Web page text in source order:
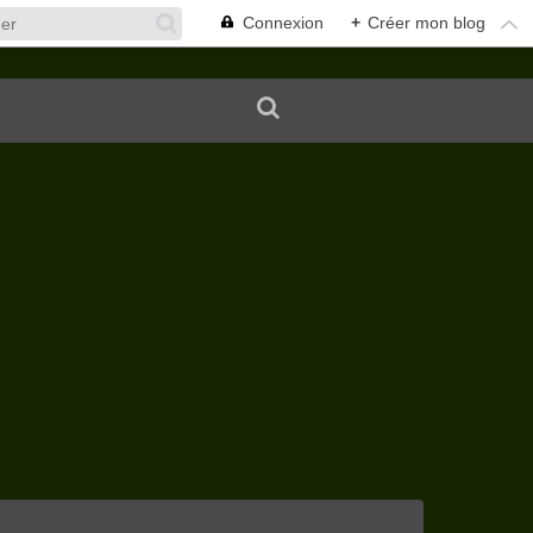
Connexion + Créer mon blog